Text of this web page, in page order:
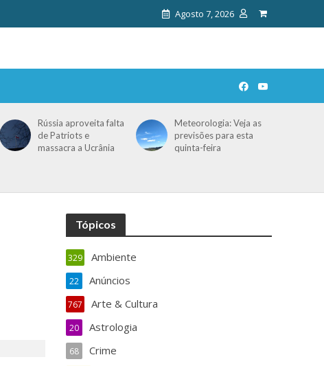
Agosto 7, 2026
Rússia aproveita falta
de Patriots e
massacra a Ucrânia
Meteorologia: Veja as
previsões para esta
quinta-feira
Tópicos
Ambiente
329
Anúncios
22
Arte & Cultura
767
Astrologia
20
Crime
68